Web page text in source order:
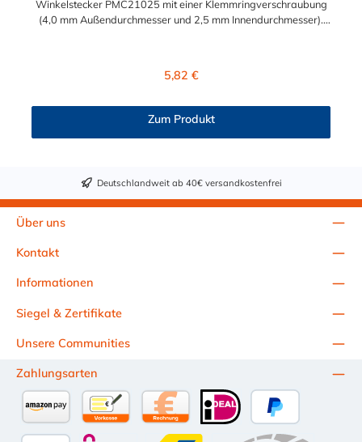
Winkelstecker PMC21025 mit einer Klemmringverschraubung
(4,0 mm Außendurchmesser und 2,5 mm Innendurchmesser).
von ≈ 7,9 mm. Sie können diesen CPC Winkelstecker mit allen
kombinieren.
Regulärer Preis:
5,82 €
Zum Produkt
Deutschlandweit ab 40€ versandkostenfrei
Über uns
Kontakt
Informationen
Unsere Communities
Siegel & Zertifikate
Zahlungsarten
PayPal
Kauf auf Rechnung (10 Tage Netto)
Amazon Pay Vorkasse per Überweisung